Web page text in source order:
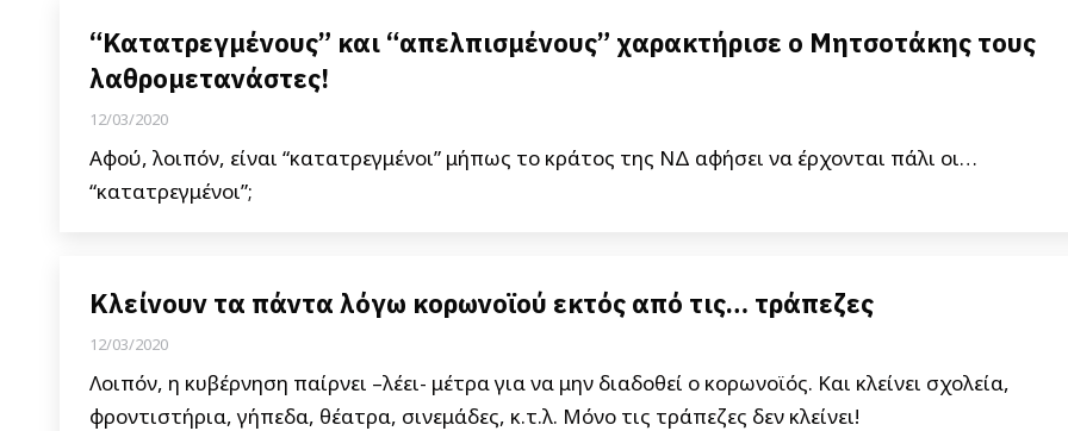
“Κατατρεγμένους” και “απελπισμένους” χαρακτήρισε ο Μητσοτάκης τους
λαθρομετανάστες!
12/03/2020
Αφού, λοιπόν, είναι “κατατρεγμένοι” μήπως το κράτος της ΝΔ αφήσει να έρχονται πάλι οι…
“κατατρεγμένοι”;
Κλείνουν τα πάντα λόγω κορωνοϊού εκτός από τις… τράπεζες
12/03/2020
Λοιπόν, η κυβέρνηση παίρνει –λέει- μέτρα για να μην διαδοθεί ο κορωνοϊός. Και κλείνει σχολεία,
φροντιστήρια, γήπεδα, θέατρα, σινεμάδες, κ.τ.λ. Μόνο τις τράπεζες δεν κλείνει!